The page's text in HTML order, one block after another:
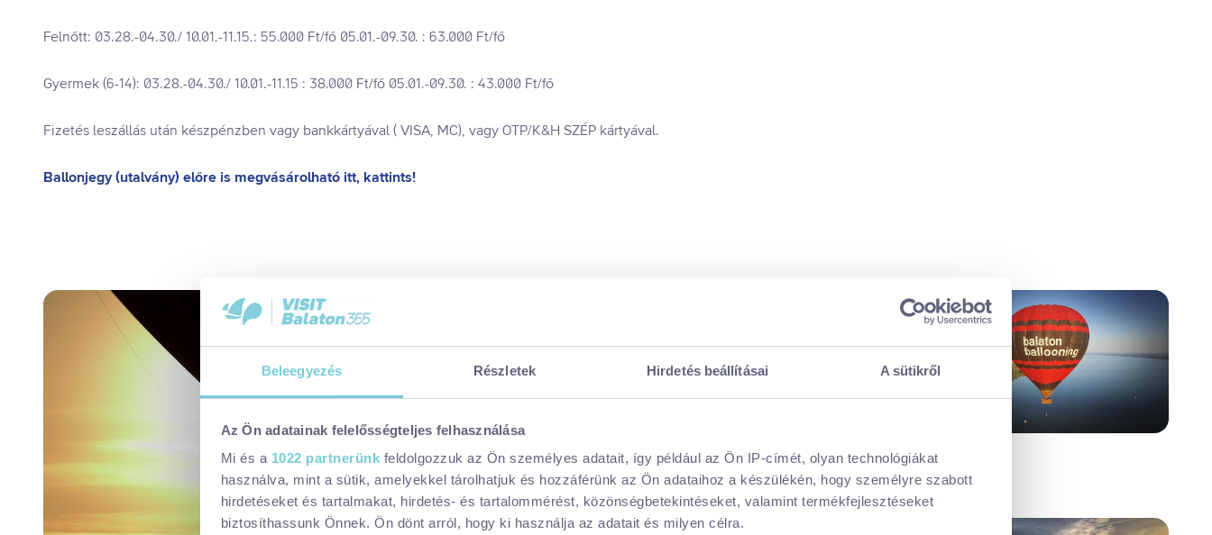
Beleegyezés Részletek Hirdetés beállításai A sütikről
Az Ön adatainak felelősségteljes felhasználása
Mi és a 1022 partnerünk feldolgozzuk az Ön személyes adatait, így például az Ön IP-címét, olyan technológiákat
használva, mint a sütik, amelyekkel tárolhatjuk és hozzáférünk az Ön adataihoz a készülékén, hogy személyre szabott
hirdetéseket és tartalmakat, hirdetés- és tartalommérést, közönségbetekintéseket, valamint termékfejlesztéseket
biztosíthassunk Önnek. Ön dönt arról, hogy ki használja az adatait és milyen célra.
Felnőtt: 03.28.-04.30./ 10.01.-11.15.: 55.000 Ft/fő 05.01.-09.30. : 63.000 Ft/fő
Gyermek (6-14): 03.28.-04.30./ 10.01.-11.15 : 38.000 Ft/fő 05.01.-09.30. : 43.000 Ft/fő
Fizetés leszállás után készpénzben vagy bankkártyával ( VISA, MC), vagy OTP/K&H SZÉP kártyával.
Ballonjegy (utalvány) előre is megvásárolható itt, kattints!